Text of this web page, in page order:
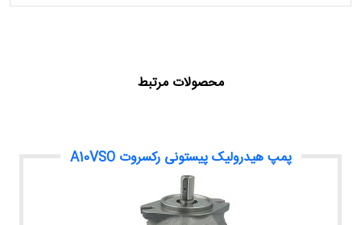
محصولات مرتبط
پمپ هیدرولیک پیستونی رکسروت A10VSO